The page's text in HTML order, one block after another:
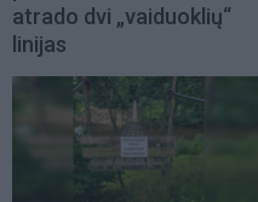
atrado dvi „vaiduoklių“
linijas